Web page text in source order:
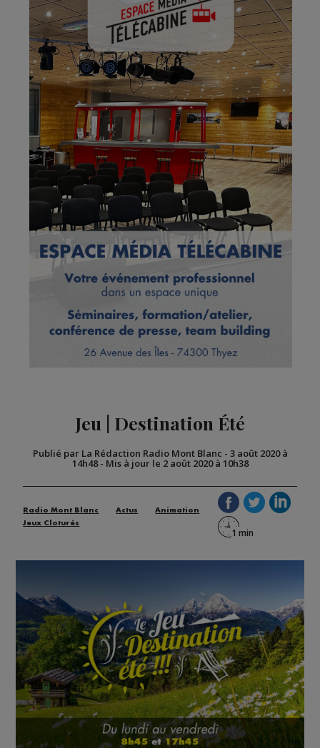
Jeu | Destination Été
Publié par La Rédaction Radio Mont Blanc - 3 août 2020 à
14h48- Mis à jour le 2 août 2020 à 10h38
Radio Mont Blanc Actus
Animation
Jeux Cloturés